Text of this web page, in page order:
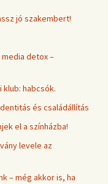
jó szakembert!
detox –
klub: habcsók.
és családállítás
el a színházba!
levele az
– még akkor is, ha